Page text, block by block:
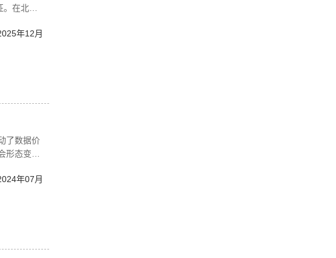
。在北
础设施、
，中国
年12月
了数据价
形态变
迁中的核
设向前
切关注
展，为
年07月